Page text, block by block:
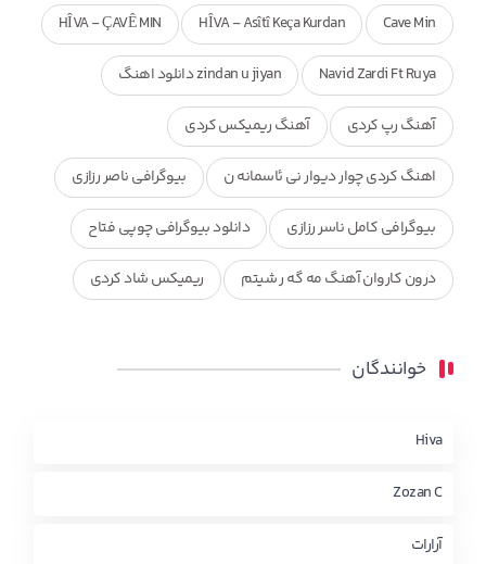
Cave Min
HÎVA - Asîtî Keça Kurdan
HÎVA - ÇAVÊ MIN
Navid Zardi Ft Ruya zindan u jiyan دانلود اهنگ
آهنگ رپ کردی آهنگ ریمیکس کردی
اهنگ کردی چوار دیوار نی ئاسمانه ن بیوگرافی ناصر رزازی
بیوگرافی کامل ناسر رزازی دانلود بیوگرافی چوپی فتاح
درون کاروان آهنگ مه گه ر شیتم ریمیکس شاد کردی
محمد جزا
چاو من
خوانندگان
Hiva
Zozan C
آرارات